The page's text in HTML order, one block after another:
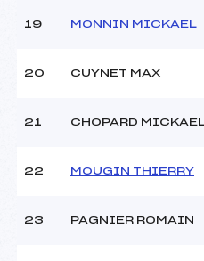
19 MONNIN MICKAEL
20 CUYNET MAX
21 CHOPARD
22 MOUGIN THIERRY
23 PAGNIER ROMAIN